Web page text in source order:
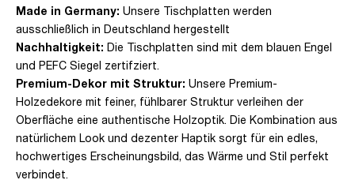
Made in Germany: Unsere Tischplatten werden
ausschließlich in Deutschland hergestellt
Nachhaltigkeit: Die Tischplatten sind mit dem blauen Engel
und PEFC Siegel zertifziert.
Premium-Dekor mit Struktur: Unsere Premium-
Holzedekore mit feiner, fühlbarer Struktur verleihen der
Oberfläche eine authentische Holzoptik. Die Kombination aus
natürlichem Look und dezenter Haptik sorgt für ein edles,
hochwertiges Erscheinungsbild, das Wärme und Stil perfekt
verbindet.